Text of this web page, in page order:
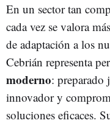
En un sector tan
cada vez se valora
de adaptación a los
Cebrián representa
moderno: preparado
innovador y
soluciones eficaces.